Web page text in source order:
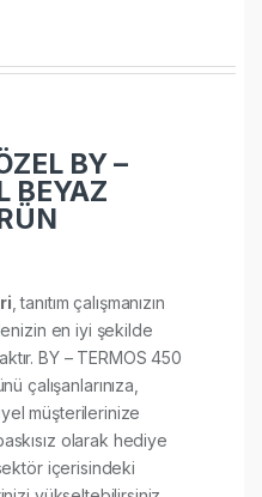
BY –
BEYAZ
, tanıtım çalışmanızın
en iyi şekilde
BY – TERMOS 450
çalışanlarınıza,
müşterilerinize
olarak hediye
içerisindeki